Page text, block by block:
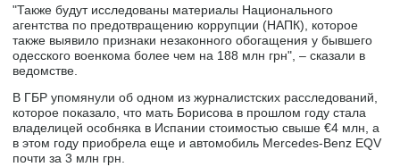
"Также будут исследованы материалы Национального
агентства по предотвращению коррупции (НАПК), которое
также выявило признаки незаконного обогащения у бывшего
одесского военкома более чем на 188 млн грн", – сказали в
ведомстве.
В ГБР упомянули об одном из журналистских расследований,
которое показало, что мать Борисова в прошлом году стала
владелицей особняка в Испании стоимостью свыше €4 млн, а
в этом году приобрела еще и автомобиль Mercedes-Benz EQV
почти за 3 млн грн.